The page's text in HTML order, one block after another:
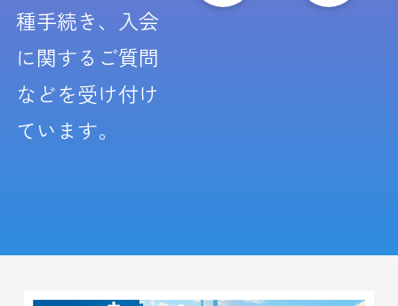
種手続き、入会
に関するご質問
などを受け付け
ています。